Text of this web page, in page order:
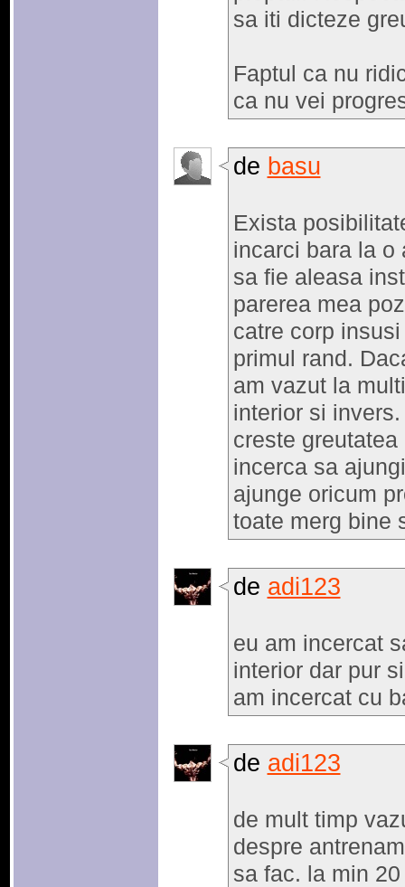
sa iti dicteze
Faptul ca nu
ca nu vei
de basu
Exista
incarci bara la o
sa fie aleasa
parerea mea
catre corp
primul rand.
am vazut la
interior si
creste
incerca sa
ajunge oricum
toate merg bine
de adi123
eu am incercat
interior dar pur
am incercat cu
de adi123
de mult timp
despre
sa fac. la min